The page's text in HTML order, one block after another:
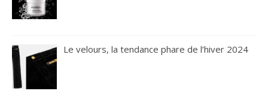
Le velours, la tendance phare de l’hiver 2024